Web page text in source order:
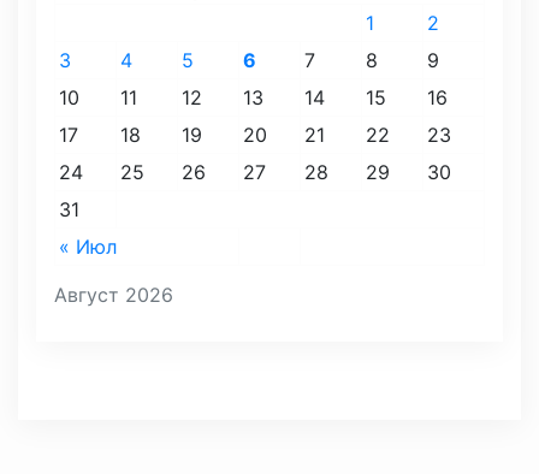
Август 2026
« Июл
1
2
3
4 5 6 7 8
9
10
11 12 13 14 15
16
17
18 19 20 21 22
23
24
25 26 27 28 29
30
31